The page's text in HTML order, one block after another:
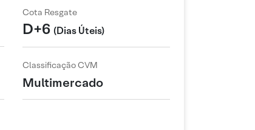
Cota Resgate
D+6 (Dias Úteis)
Classificação CVM
Multimercado